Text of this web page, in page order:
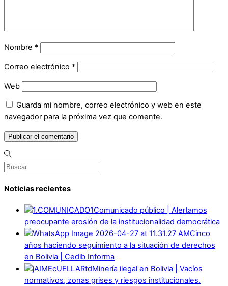
Nombre *
Correo electrónico *
Web
Guarda mi nombre, correo electrónico y web en este
navegador para la próxima vez que comente.
Noticias recientes
Comunicado público | Alertamos
preocupante erosión de la institucionalidad democrática
Cinco
años haciendo seguimiento a la situación de derechos
en Bolivia | Cedib Informa
Minería ilegal en Bolivia | Vacíos
normativos, zonas grises y riesgos institucionales.